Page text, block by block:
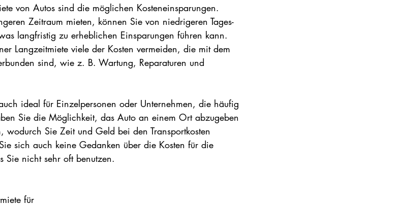
von Autos sind die möglichen Kosteneinsparungen.
Zeitraum mieten, können Sie von niedrigeren Tages-
langfristig zu erheblichen Einsparungen führen kann.
Langzeitmiete viele der Kosten vermeiden, die mit dem
sind, wie z. B. Wartung, Reparaturen und
ideal für Einzelpersonen oder Unternehmen, die häufig
Sie die Möglichkeit, das Auto an einem Ort abzugeben
Sie Zeit und Geld bei den Transportkosten
sich auch keine Gedanken über die Kosten für die
Sie nicht sehr oft benutzen.
für